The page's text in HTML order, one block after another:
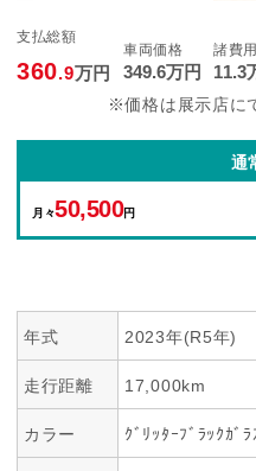
支払総額
360.9万円
車両価格
349.6万円
諸費用
11.3
※価格は展示店に
通
月々50,500円
年式 2023年(R5年)
走行距離 17,000km
カラー ｸﾞﾘｯﾀｰﾌﾞﾗｯｸｶﾞﾗ